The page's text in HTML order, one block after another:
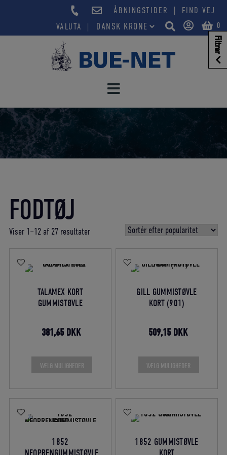
indholdet
ÅBNINGSTIDER |
FIND VEJ
VALUTA
0
FODTØJ
Viser 1–12 af 27 resultaterSorteret
efter
gennemsnitlig
TALAMEX KORT
GUMMISTØVLE
Den
pris
449,00 DKK.
381,65 DKKDen
pris
381,65 DKK.
VÆLG MULIGHEDER
GILL GUMMISTØVLE
KORT (901)
Den
pris
599,00 DKK.
509,15 DKKDen
pris
509,15
VÆLG MULIGHEDER
1852
1852 GUMMISTØVLE
Filtrer